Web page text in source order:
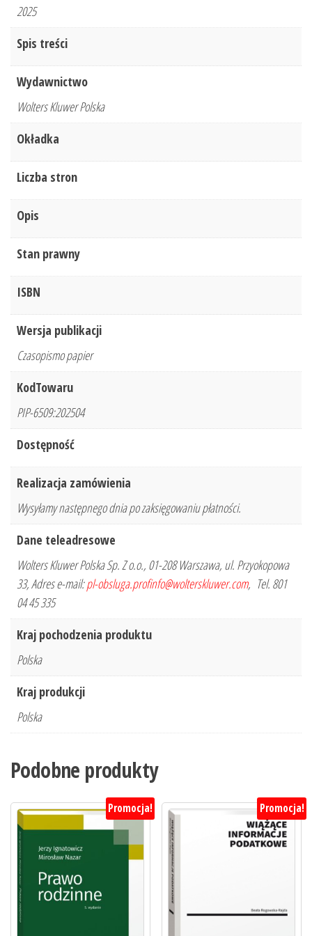
2025
Spis treści
Wydawnictwo
Wolters Kluwer Polska
Okładka
Liczba stron
Opis
Stan prawny
ISBN
Wersja publikacji
Czasopismo papier
KodTowaru
PIP-6509:202504
Dostępność
Realizacja zamówienia
Wysyłamy następnego dnia po zaksięgowaniu płatności.
Dane teleadresowe
Wolters Kluwer Polska Sp. Z o.o., 01-208 Warszawa, ul. Przyokopowa
33, Adres e-mail:pl-obsluga.profinfo@wolterskluwer.com, Tel. 801
04 45 335
Kraj pochodzenia produktu
Polska
Kraj produkcji
Polska
Podobne produkty
Promocja! Promocja!